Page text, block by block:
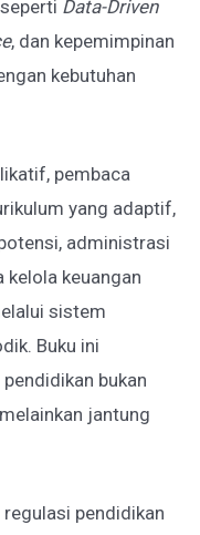
Data-Driven
, dan kepemimpinan
kebutuhan
pembaca
yang adaptif,
administrasi
kelola keuangan
sistem
Buku ini
bukan
jantung
pendidikan